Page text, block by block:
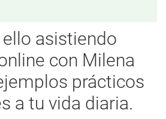
asistiendo
con Milena
prácticos
a tu vida diaria.